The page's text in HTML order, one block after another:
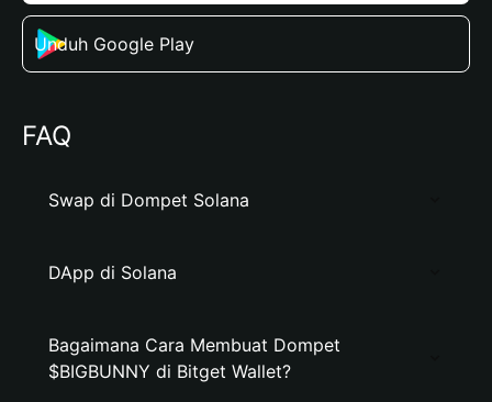
Unduh Google Play
FAQ
Swap di Dompet Solana
DApp di Solana
Bagaimana Cara Membuat Dompet
$BIGBUNNY di Bitget Wallet?